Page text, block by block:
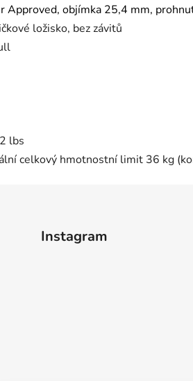
Approved, objímka 25,4 mm,
ložisko, bez závitů
lbs
celkový hmotnostní limit 36 kg
Instagram